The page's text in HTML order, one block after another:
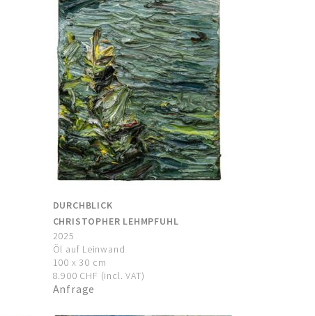
DURCHBLICK
CHRISTOPHER LEHMPFUHL
2025
Öl auf Leinwand
100 x 30 cm
8.900 CHF (incl. VAT)
Anfrage